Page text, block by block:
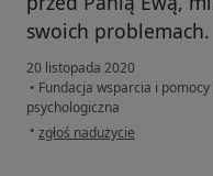
swoich problemach.
20 listopada 2020
• Fundacja wsparcia i
psychologiczna
• w opinii użytkownika Karina
zgłoś nadużycie